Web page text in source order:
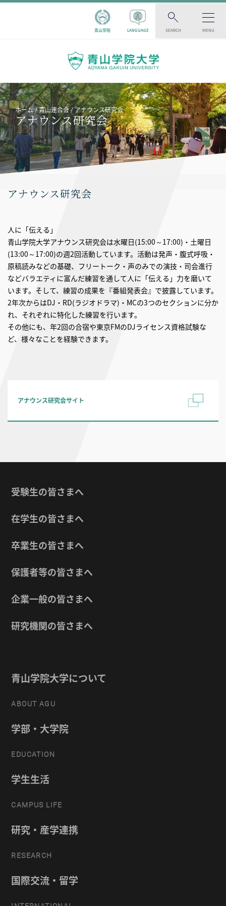
青山学院 LANGUAGE SEARCH MENU
ホーム 青山連合会 アナウンス研究会
アナウンス研究会
アナウンス研究会
人に「伝える」
青山学院大学アナウンス研究会は水曜日(15:00～17:00)・土曜日
(13:00～17:00)の週2回活動しています。活動は発声・腹式呼吸・
原稿読みなどの基礎、フリートーク・声のみでの演技・司会進行
などバラエティに富んだ練習を通して人に「伝える」力を磨いて
います。そして、練習の成果を『番組発表会』で披露しています。
2年次からはDJ・RD(ラジオドラマ)・MCの3つのセクションに分か
れ、それぞれに特化した練習を行います。
その他にも、年2回の合宿や東京FMのDJライセンス資格試験な
ど、様々なことを経験できます。
アナウンス研究会サイト
受験生の皆さまへ
在学生の皆さまへ
卒業生の皆さまへ
保護者等の皆さまへ
企業一般の皆さまへ
研究機関の皆さまへ
青山学院大学について
ABOUT AGU
学部・大学院
EDUCATION
学生生活
CAMPUS LIFE
研究・産学連携
RESEARCH
国際交流・留学